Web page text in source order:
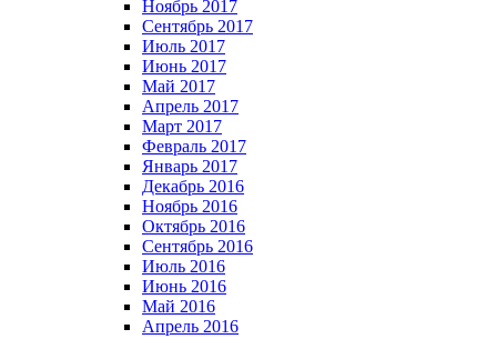
Ноябрь 2017
Сентябрь 2017
Июль 2017
Июнь 2017
Май 2017
Апрель 2017
Март 2017
Февраль 2017
Январь 2017
Декабрь 2016
Ноябрь 2016
Октябрь 2016
Сентябрь 2016
Июль 2016
Июнь 2016
Май 2016
Апрель 2016